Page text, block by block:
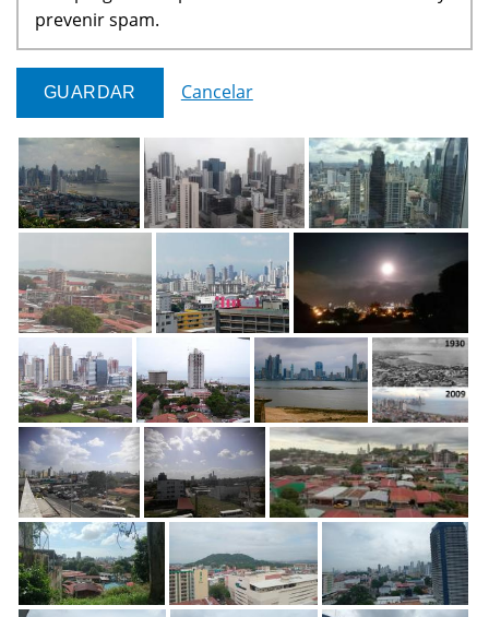
prevenir spam.
Cancelar